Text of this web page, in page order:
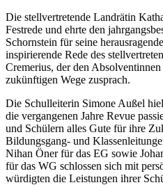
Die stellvertretende Landrätin
Festrede und ehrte den
Schornstein für seine
inspirierende Rede des
Cremerius, der den
zukünftigen Wege zusprach.
Die Schulleiterin Simone Außel
die vergangenen Jahre Revue
und Schülern alles Gute für ihre
Bildungsgang- und
Nihan Öner für das EG sowie
für das WG schlossen sich mit
würdigten die Leistungen ihrer